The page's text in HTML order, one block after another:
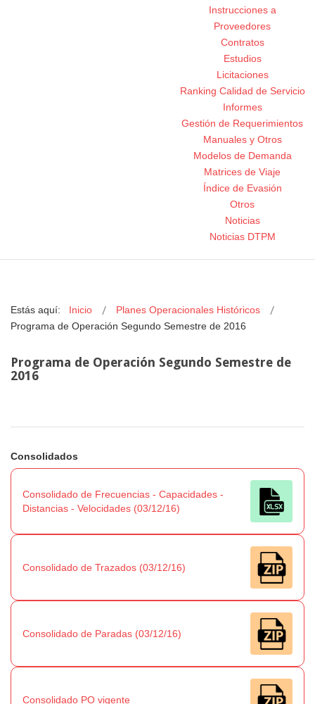
Instrucciones a
Proveedores
Contratos
Estudios
Licitaciones
Ranking Calidad de Servicio
Informes
Gestión de Requerimientos
Manuales y Otros
Modelos de Demanda
Matrices de Viaje
Índice de Evasión
Otros
Noticias
Noticias DTPM
Estás aquí: Inicio
Planes Operacionales Históricos
Programa de Operación Segundo Semestre de 2016
Programa de Operación Segundo Semestre de
2016
Consolidados
Consolidado de Frecuencias - Capacidades -
Distancias - Velocidades (03/12/16)
Consolidado de Trazados (03/12/16)
Consolidado de Paradas (03/12/16)
Consolidado PO vigente